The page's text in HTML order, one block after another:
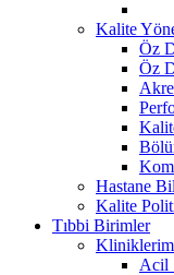
Kalite
Öz
Öz
Hastane
Kalite
Tıbbi Birimler
Acil